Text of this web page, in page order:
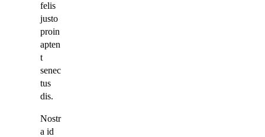
felis
justo
proin
apten
t
senec
tus
dis.
Nostr
a id